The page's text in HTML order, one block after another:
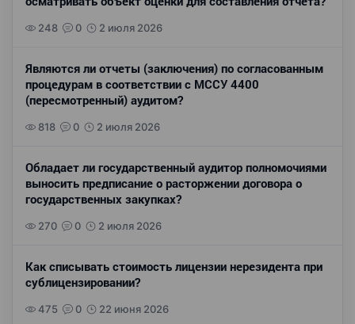
248 0 2 июля 2026
Являются ли отчеты (заключения) по согласованным
процедурам в соответствии с МССУ 4400
(пересмотренный) аудитом?
818 0 2 июля 2026
Обладает ли государственный аудитор полномочиями
выносить предписание о расторжении договора о
государственных закупках?
270 0 2 июля 2026
Как списывать стоимость лицензии нерезидента при
сублицензировании?
475 0 22 июня 2026